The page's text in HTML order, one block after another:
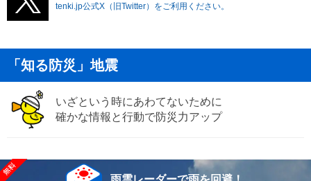
tenki.jp公式X（旧Twitter）をご利用ください。
「知る防災」地震
いざという時にあわてないために
確かな情報と行動で防災力アップ